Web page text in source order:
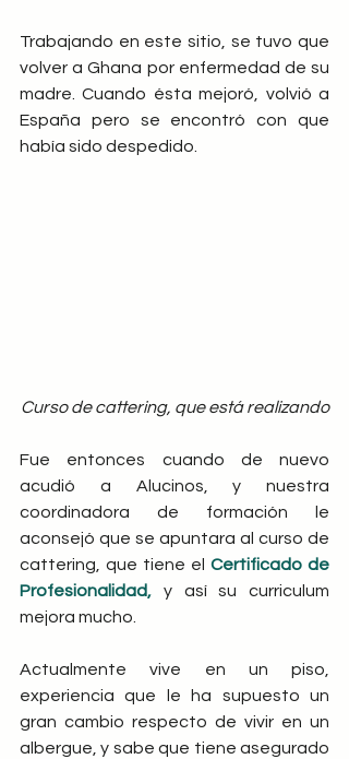
Trabajando en este sitio, se tuvo que
volver a Ghana por enfermedad de su
madre. Cuando ésta mejoró, volvió a
España pero se encontró con que
había sido despedido.
Curso de cattering, que está realizando
Fue entonces cuando de nuevo
acudió a Alucinos, y nuestra
coordinadora de formación le
aconsejó que se apuntara al curso de
cattering, que tiene el Certificado de
Profesionalidad, y así su curriculum
mejora mucho.
Actualmente vive en un piso,
experiencia que le ha supuesto un
gran cambio respecto de vivir en un
albergue, y sabe que tiene asegurado